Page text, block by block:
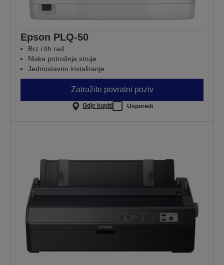
Epson PLQ-50
Brz i tih rad
Niska potrošnja struje
Jednostavno instaliranje
Zatražite povratni poziv
Gdje kupiti Usporedi